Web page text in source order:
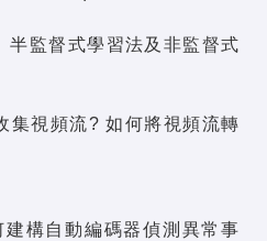
半監督式學習法及非監督式
集視頻流? 如何將視頻流轉
構自動編碼器偵測異常事